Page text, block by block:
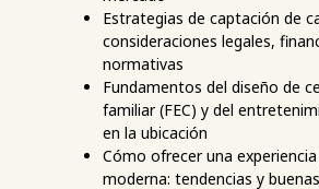
Estrategias de captación de
consideraciones legales,
normativas
Fundamentos del diseño de
familiar (FEC) y del
en la ubicación
Cómo ofrecer una
moderna: tendencias y